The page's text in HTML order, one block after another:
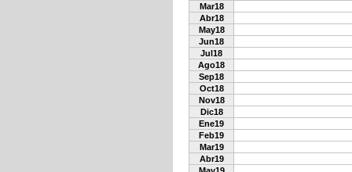
Mar18
Abr18
May18
Jun18
Jul18
Ago18
Sep18
Oct18
Nov18
Dic18
Ene19
Feb19
Mar19
Abr19